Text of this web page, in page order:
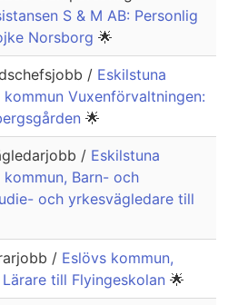
S & M AB: Personlig
Norsborg 🌟
/ Eskilstuna
Vuxenförvaltningen:
🌟
/ Eskilstuna
Barn- och
och yrkesvägledare till
/ Eslövs kommun,
till Flyingeskolan 🌟